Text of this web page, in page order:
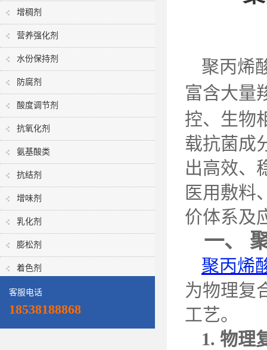
增稠剂
营养强化剂
水份保持剂
防腐剂
酸度调节剂
抗氧化剂
氨基酸类
抗结剂
增味剂
乳化剂
膨松剂
着色剂
客服电话
18538188868
聚丙烯
富含大量
控、生物
载抗菌成
出高效、
医用敷料
价体系及
一、
聚丙烯
为物理复
工艺。
1. 物理